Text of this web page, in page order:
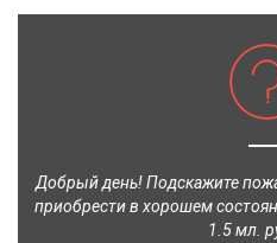
Добрый день! Подскажите
приобрести в хорошем
1.5 мл.